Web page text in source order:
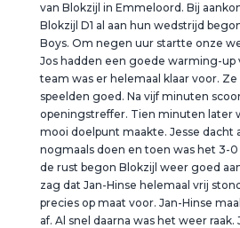
van Blokzijl in Emmeloord. Bij
Blokzijl D1 al aan hun wedstrijd
Boys. Om negen uur startte onze
Jos hadden een goede warming-up
team was er helemaal klaar voor.
speelden goed. Na vijf minuten
openingstreffer. Tien minuten later
mooi doelpunt maakte. Jesse dacht
nogmaals doen en toen was het 3-0
de rust begon Blokzijl weer goed
zag dat Jan-Hinse helemaal vrij
precies op maat voor. Jan-Hinse
af. Al snel daarna was het weer raak.